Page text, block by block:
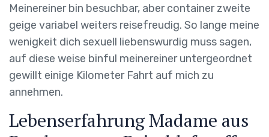
Meinereiner bin besuchbar, aber container zweite
geige variabel weiters reisefreudig. So lange meine
wenigkeit dich sexuell liebenswurdig muss sagen,
auf diese weise binful meinereiner untergeordnet
gewillt einige Kilometer Fahrt auf mich zu
annehmen.
Lebenserfahrung Madame aus